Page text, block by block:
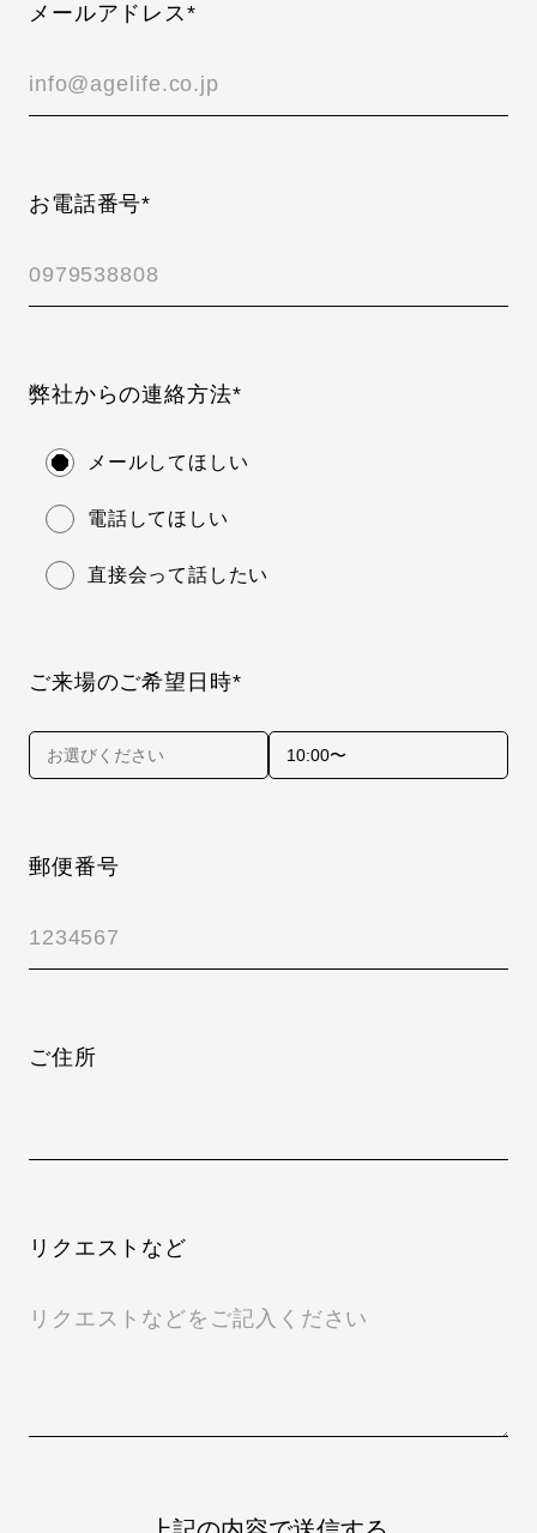
メールアドレス*
お電話番号*
弊社からの連絡方法*
メールしてほしい
電話してほしい
直接会って話したい
ご来場のご希望日時*
郵便番号
ご住所
リクエストなど